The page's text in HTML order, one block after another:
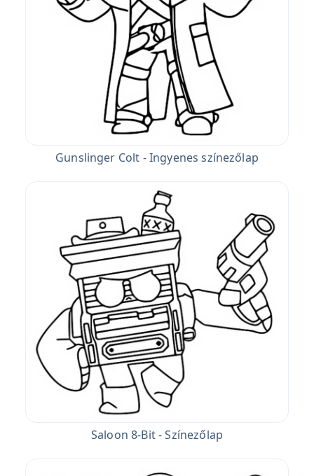
Gunslinger Colt - Ingyenes színezőlap
Saloon 8-Bit - Színezőlap